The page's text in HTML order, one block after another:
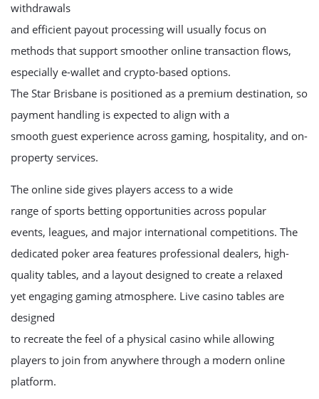
withdrawals
and efficient payout processing will usually focus on
methods that support smoother online transaction flows,
especially e-wallet and crypto-based options.
The Star Brisbane is positioned as a premium destination, so
payment handling is expected to align with a
smooth guest experience across gaming, hospitality, and on-
property services.
The online side gives players access to a wide
range of sports betting opportunities across popular
events, leagues, and major international competitions. The
dedicated poker area features professional dealers, high-
quality tables, and a layout designed to create a relaxed
yet engaging gaming atmosphere. Live casino tables are
designed
to recreate the feel of a physical casino while allowing
players to join from anywhere through a modern online
platform.